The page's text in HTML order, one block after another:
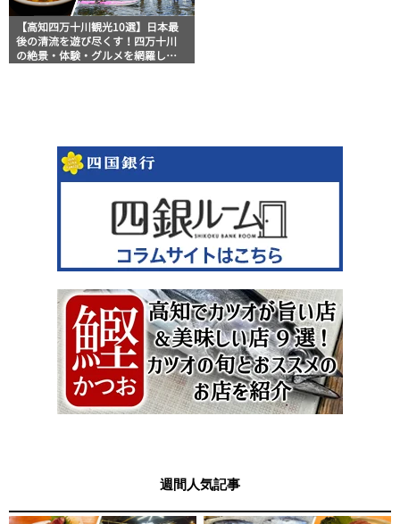
【高知四万十川観光10選】日本最
後の清流を遊び尽くす！四万十川
の絶景・体験・グルメを網羅した
週間人気記事